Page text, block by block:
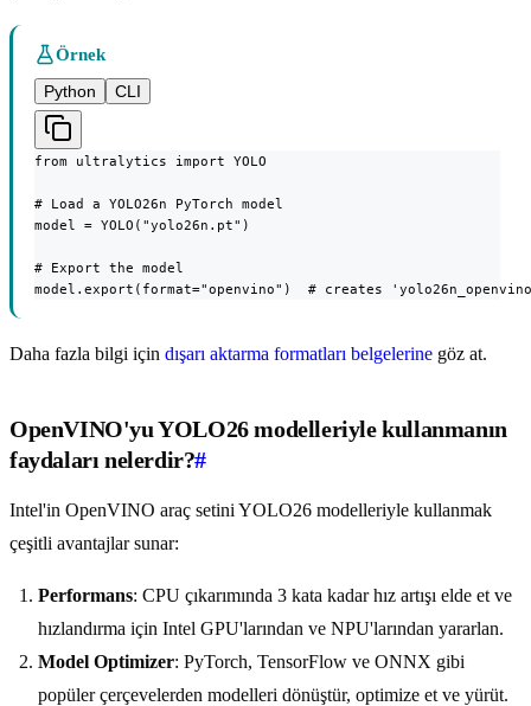
Örnek
Python
CLI
from ultralytics import YOLO
# Load a YOLO26n PyTorch model
model = YOLO("yolo26n.pt")
# Export the model
model.export(format="openvino")  # creates
Daha fazla bilgi için dışarı aktarma formatları belgelerine göz at.
OpenVINO'yu YOLO26 modelleriyle kullanmanın
faydaları nelerdir?#
Intel'in OpenVINO araç setini YOLO26 modelleriyle kullanmak
çeşitli avantajlar sunar:
Performans: CPU çıkarımında 3 kata kadar hız artışı elde et ve
hızlandırma için Intel GPU'larından ve NPU'larından yararlan.
Model Optimizer: PyTorch, TensorFlow ve ONNX gibi
popüler çerçevelerden modelleri dönüştür, optimize et ve yürüt.